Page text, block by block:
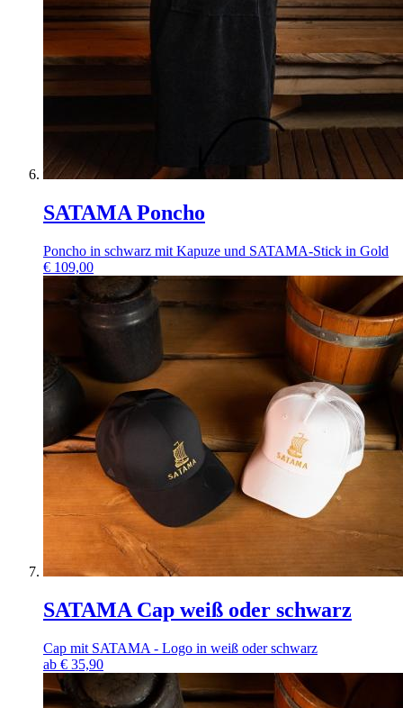
SATAMA Poncho
Poncho in schwarz mit Kapuze und SATAMA-Stick in Gold
€ 109,00
SATAMA Cap weiß oder schwarz
Cap mit SATAMA - Logo in weiß oder schwarz
ab € 35,90